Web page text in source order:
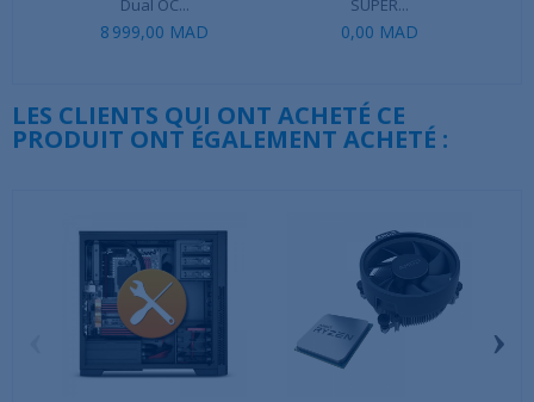
Dual OC...
8 999,00 MAD
SUPER...
0,00 MAD
LES CLIENTS QUI ONT ACHETÉ CE
PRODUIT ONT ÉGALEMENT ACHETÉ :
›